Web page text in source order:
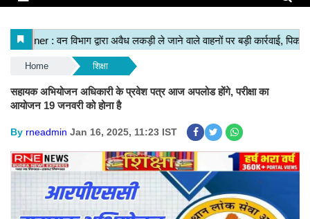
Home शिक्षा
सहायक अभियोजन अधिकारी के प्रवेश पत्र आज अपलोड होंगे, परीक्षा का
आयोजन 19 जनवरी को होना है
By rneadmin Jan 16, 2025, 11:23 IST